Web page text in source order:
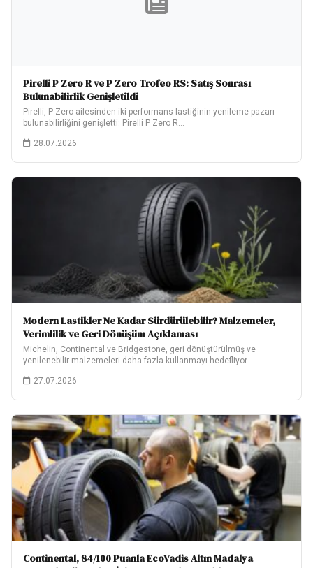
Pirelli P Zero R ve P Zero Trofeo RS: Satış Sonrası
Bulunabilirlik Genişletildi
Pirelli, P Zero ailesinden iki performans lastiğinin yenileme pazarı
bulunabilirliğini genişletti: Pirelli P Zero R…
28.07.2026
Modern Lastikler Ne Kadar Sürdürülebilir? Malzemeler,
Verimlilik ve Geri Dönüşüm Açıklaması
Michelin, Continental ve Bridgestone, geri dönüştürülmüş ve
yenilenebilir malzemeleri daha fazla kullanmayı hedefliyor.
27.07.2026
Continental, 84/100 Puanla EcoVadis Altın Madalya